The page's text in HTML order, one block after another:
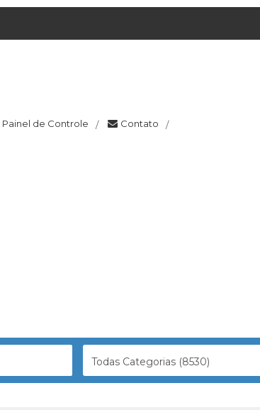
Painel de Controle / Contato /
Todas Categorias (8530)